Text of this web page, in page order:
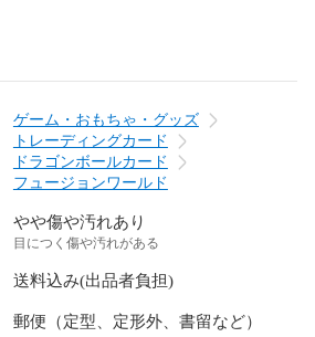
ゲーム・おもちゃ・グッズ
トレーディングカード
ドラゴンボールカード
フュージョンワールド
やや傷や汚れあり
目につく傷や汚れがある
送料込み(出品者負担)
郵便（定型、定形外、書留など）